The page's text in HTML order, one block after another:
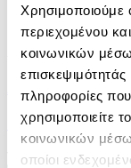
Χρησιμοποιούμε
περιεχομένου
κοινωνικών
πληροφορίες
χρησιμοποιείτε
κοινωνικών
οποίοι
Audiobook • 1
Αιχμάλωτοι
Tim Marshall
16.90€